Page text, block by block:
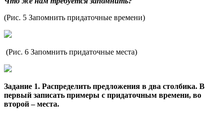
(Рис. 5 Запомнить придаточные времени)
(Рис. 6 Запомнить придаточные места)
Задание 1. Распределить предложения в два столбика. В
первый записать примеры с придаточным времени, во
второй – места.